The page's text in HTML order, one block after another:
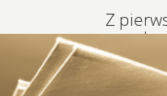
Z
weszły
Praktyki